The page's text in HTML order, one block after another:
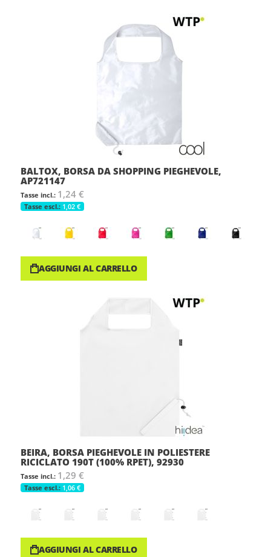
BALTOX, BORSA DA SHOPPING PIEGHEVOLE,
AP721147
1,24 €
1,02 €
AGGIUNGI AL CARRELLO
BEIRA, BORSA PIEGHEVOLE IN POLIESTERE
RICICLATO 190T (100% RPET), 92930
1,29 €
1,06 €
AGGIUNGI AL CARRELLO